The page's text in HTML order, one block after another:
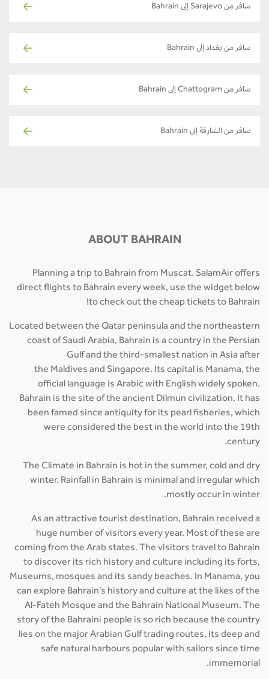
سافر من Sarajevo إلى Bahrain
سافر من بغداد إلى Bahrain
سافر من Chattogram إلى Bahrain
سافر من الشارقة إلى Bahrain
ABOUT BAHRAIN
Planning a trip to Bahrain from Muscat. SalamAir offers
direct flights to Bahrain every week, use the widget below
to check out the cheap tickets to Bahrain!
Located between the Qatar peninsula and the northeastern
coast of Saudi Arabia, Bahrain is a country in the Persian
Gulf and the third-smallest nation in Asia after
the Maldives and Singapore. Its capital is Manama, the
official language is Arabic with English widely spoken.
Bahrain is the site of the ancient Dilmun civilization. It has
been famed since antiquity for its pearl fisheries, which
were considered the best in the world into the 19th
century.
The Climate in Bahrain is hot in the summer, cold and dry
winter. Rainfall in Bahrain is minimal and irregular which
mostly occur in winter.
As an attractive tourist destination, Bahrain received a
huge number of visitors every year. Most of these are
coming from the Arab states. The visitors travel to Bahrain
to discover its rich history and culture including its forts,
Museums, mosques and its sandy beaches. In Manama, you
can explore Bahrain’s history and culture at the likes of the
Al-Fateh Mosque and the Bahrain National Museum. The
story of the Bahraini people is so rich because the country
lies on the major Arabian Gulf trading routes, its deep and
safe natural harbours popular with sailors since time
immemorial.